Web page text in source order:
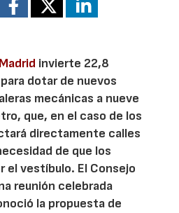
invierte 22,8
dotar de nuevos
mecánicas a nueve
que, en el caso de los
directamente calles
de que los
el vestíbulo. El Consejo
reunión celebrada
la propuesta de